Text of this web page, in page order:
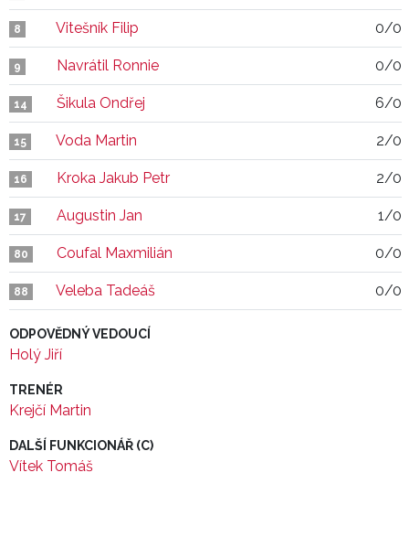
8 Vitešník Filip 0/0
9 Navrátil Ronnie 0/0
14 Šikula Ondřej 6/0
15 Voda Martin 2/0
16 Kroka Jakub Petr 2/0
17 Augustin Jan 1/0
80 Coufal Maxmilián 0/0
88 Veleba Tadeáš 0/0
ODPOVĚDNÝ VEDOUCÍ
Holý Jiří
TRENÉR
Krejčí Martin
DALŠÍ FUNKCIONÁŘ (C)
Vítek Tomáš